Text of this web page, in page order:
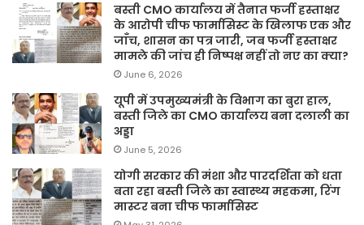
बस्ती CMO कार्यालय में तैनात फर्जी हस्ताक्षर
के आरोपी चीफ फार्मासिस्ट के खिलाफ एक और
जाँच, शासन का पत्र जारी, जब फर्जी हस्ताक्षर
मामले की जांच ही निष्पक्ष नहीं तो नए का क्या?
June 6, 2026
यूपी में उपमुख्यमंत्री के विभाग का बुरा हाल,
बस्ती जिले का CMO कार्यालय बना दलाली का
अड्डा
June 5, 2026
योगी सरकार की मंशा और पारदर्शिता को धता
बता रहा बस्ती जिले का स्वास्थ्य महकमा, रिंग
मास्टर बना चीफ फार्मासिस्ट